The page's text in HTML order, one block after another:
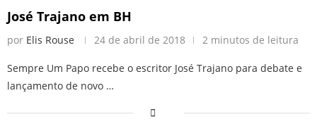
José Trajano em BH
por Elis Rouse 24 de abril de 2018 2 minutos de leitura
Sempre Um Papo recebe o escritor José Trajano para debate e
lançamento de novo …